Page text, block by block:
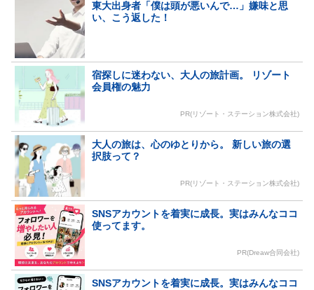
東大出身者「僕は頭が悪いんで…」嫌味と思
い、こう返した！
宿探しに迷わない、大人の旅計画。 リゾート
会員権の魅力
PR(リゾート・ステーション株式会社)
大人の旅は、心のゆとりから。 新しい旅の選
択肢って？
PR(リゾート・ステーション株式会社)
SNSアカウントを着実に成長。実はみんなココ
使ってます。
PR(Dreaw合同会社)
SNSアカウントを着実に成長。実はみんなココ